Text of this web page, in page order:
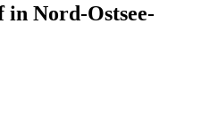
in Nord-Ostsee-